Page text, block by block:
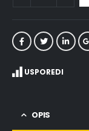
USPOREDI
OPIS